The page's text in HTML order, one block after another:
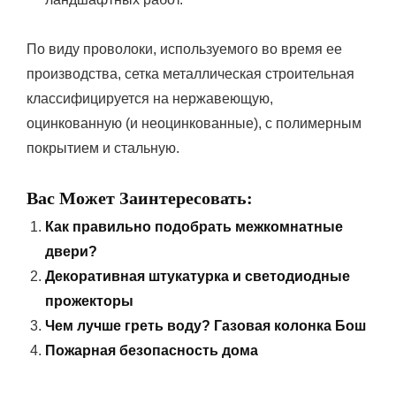
По виду проволоки, используемого во время ее
производства, сетка металлическая строительная
классифицируется на нержавеющую,
оцинкованную (и неоцинкованные), с полимерным
покрытием и стальную.
Вас Может Заинтересовать:
Как правильно подобрать межкомнатные
двери?
Декоративная штукатурка и светодиодные
прожекторы
Чем лучше греть воду? Газовая колонка Бош
Пожарная безопасность дома